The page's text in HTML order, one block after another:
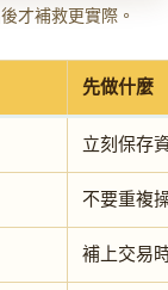
才補救更實際。
先做什麼
立刻保存
不要重複
補上交易